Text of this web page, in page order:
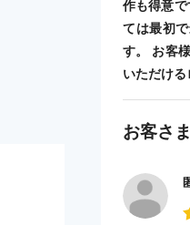
作も得意
ては最初
す。 お客
いただけ
お客さ